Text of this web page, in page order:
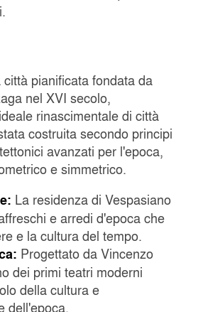
pianificata fondata da
nel XVI secolo,
rinascimentale di città
costruita secondo principi
avanzati per l'epoca,
e simmetrico.
La residenza di Vespasiano
e arredi d'epoca che
e la cultura del tempo.
Progettato da Vincenzo
dei primi teatri moderni
della cultura e
dell'epoca.